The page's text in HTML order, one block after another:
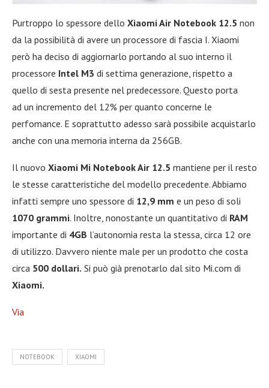
Purtroppo lo spessore dello Xiaomi Air Notebook 12.5 non
da la possibilità di avere un processore di fascia I. Xiaomi
però ha deciso di aggiornarlo portando al suo interno il
processore Intel M3 di settima generazione, rispetto a
quello di sesta presente nel predecessore. Questo porta
ad un incremento del 12% per quanto concerne le
perfomance. E soprattutto adesso sarà possibile acquistarlo
anche con una memoria interna da 256GB.
Il nuovo Xiaomi Mi Notebook Air 12.5 mantiene per il resto
le stesse caratteristiche del modello precedente. Abbiamo
infatti sempre uno spessore di 12,9 mm e un peso di soli
1070 grammi. Inoltre, nonostante un quantitativo di RAM
importante di 4GB l’autonomia resta la stessa, circa 12 ore
di utilizzo. Davvero niente male per un prodotto che costa
circa 500 dollari. Si può già prenotarlo dal sito Mi.com di
Xiaomi.
Via
NOTEBOOK XIAOMI